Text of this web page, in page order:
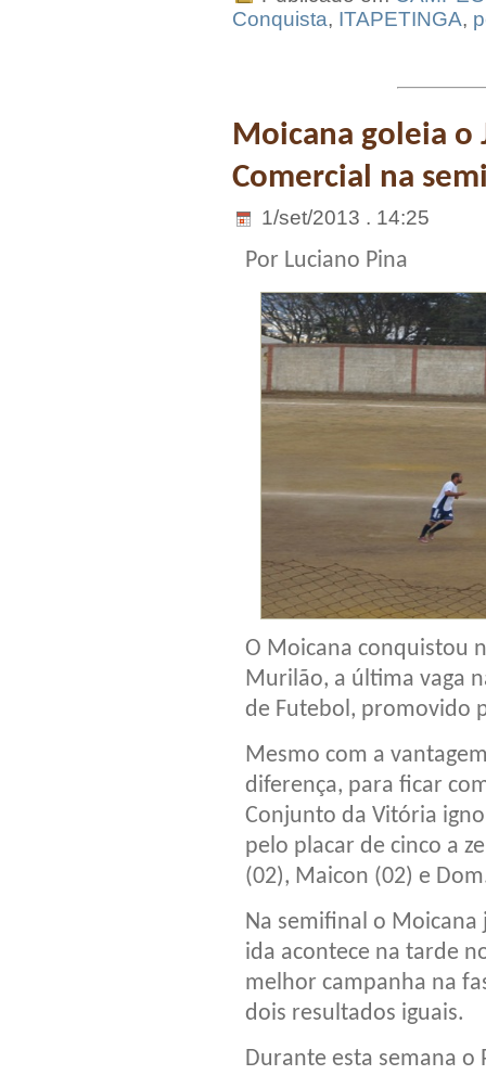
Conquista, ITAPETINGA,
Moicana goleia o
Comercial na
1/set/2013 . 14:25
Por Luciano Pina
O Moicana conquistou
Murilão, a última vaga
de Futebol, promovido
Mesmo com a
diferença, para ficar
Conjunto da Vitória
pelo placar de cinco a
(02), Maicon (02) e
Na semifinal o
ida acontece na tarde
melhor campanha na
dois resultados iguais.
Durante esta semana o